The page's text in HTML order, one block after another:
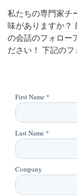
私たちの専門家チ
味がありますか？
の会話のフォロー
ださい！ 下記のフ